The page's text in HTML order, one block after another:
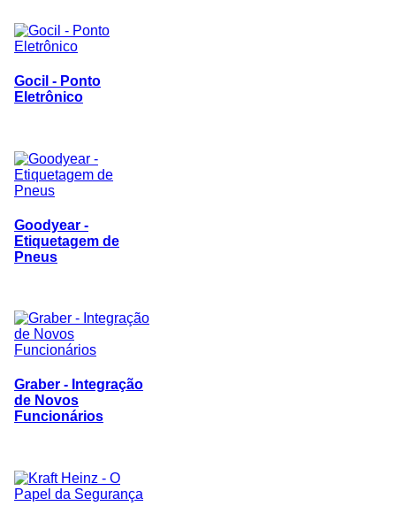
Gocil - Ponto
Eletrônico
Goodyear -
Etiquetagem de
Pneus
Graber - Integração
de Novos
Funcionários